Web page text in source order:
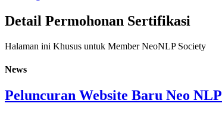
Detail Permohonan Sertifikasi
Halaman ini Khusus untuk Member NeoNLP Society
News
Peluncuran Website Baru Neo NLP